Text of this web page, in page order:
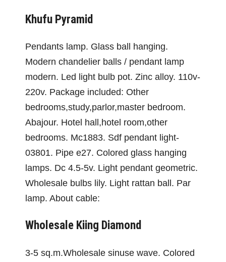
Khufu Pyramid
Pendants lamp. Glass ball hanging.
Modern chandelier balls / pendant lamp
modern. Led light bulb pot. Zinc alloy. 110v-
220v. Package included: Other
bedrooms,study,parlor,master bedroom.
Abajour. Hotel hall,hotel room,other
bedrooms. Mc1883. Sdf pendant light-
03801. Pipe e27. Colored glass hanging
lamps. Dc 4.5-5v. Light pendant geometric.
Wholesale bulbs lily. Light rattan ball. Par
lamp. About cable:
Wholesale Kiing Diamond
3-5 sq.m.Wholesale sinuse wave. Colored